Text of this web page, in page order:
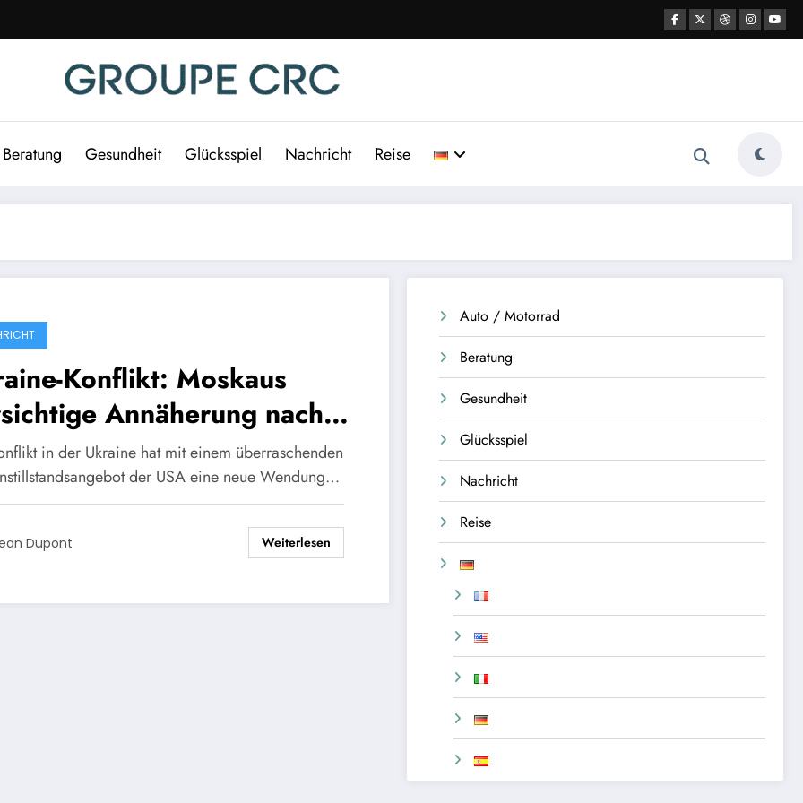
Beratung Gesundheit Glücksspiel Nachricht Reise
Konflikt: Moskaus
Annäherung nach
Waffenstillstandsangebot
in der Ukraine hat mit einem überraschenden
der USA eine neue Wendung…
Dupont Weiterlesen
Auto / Motorrad
Beratung
Gesundheit
Glücksspiel
Nachricht
Reise